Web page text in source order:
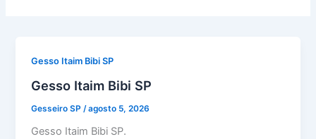
Gesso Itaim Bibi SP
Gesso Itaim Bibi SP
Gesseiro SP /agosto 5, 2026
Gesso Itaim Bibi SP.